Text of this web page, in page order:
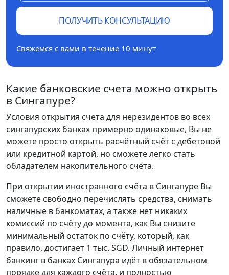
ПОЛУЧИТЬ КОНСУЛЬТАЦИЮ
Свяжемся с вами в течение 10 минут
Какие банковские счета можно открыть
в Сингапуре?
Условия открытия счета для нерезидентов во всех
сингапурских банках примерно одинаковые, Вы не
можете просто открыть расчётный счёт с дебетовой
или кредитной картой, но сможете легко стать
обладателем накопительного счёта.
При открытии иностранного счёта в Сингапуре Вы
сможете свободно перечислять средства, снимать
наличные в банкоматах, а также нет никаких
комиссий по счёту до момента, как Вы снизите
минимальный остаток по счёту, который, как
правило, достигает 1 тыс. SGD. Личный интернет
банкинг в банках Сингапура идёт в обязательном
порядке для каждого счёта, и полностью